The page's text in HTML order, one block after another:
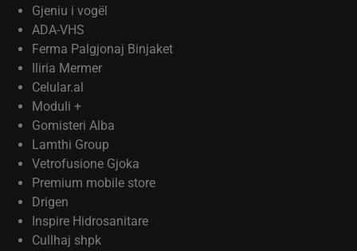
Gjeniu i vogël
ADA-VHS
Ferma Palgjonaj Binjaket
Iliria Mermer
Celular.al
Moduli +
Gomisteri Alba
Lamthi Group
Vetrofusione Gjoka
Premium mobile store
Drigen
Inspire Hidrosanitare
Cullhaj shpk